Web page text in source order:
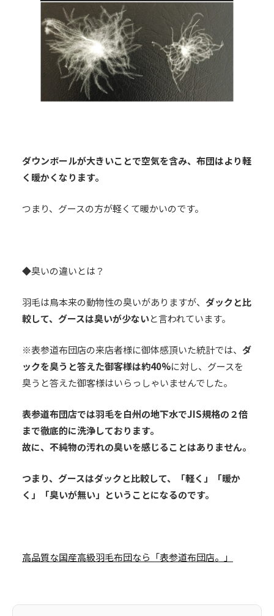
ダウンボールが大きいことで空気を含み、布団はより軽
く暖かくなります。
つまり、グースの方が軽くて暖かいのです。
◆臭いの違いとは？
羽毛は鳥本来の動物性の臭いがありますが、 ダックと比
較して、グースは臭いが少ないと言われています。
※表参道布団店の来店者様に御体感頂いた統計では、 ダ
ックを臭うと答えた御客様は約40%に対し、グースを
臭うと答えた御客様はいらっしゃいませんでした。
表参道布団店では羽毛を白州の地下水でJIS規格の２倍
まで徹底的に洗浄しております。
故に、不純物の汚れの臭いを感じることはありません。
つまり、グースはダックと比較して、「軽く」「暖か
く」「臭いが無い」ということになるのです。
高品質な国産高級羽毛布団なら「表参道布団店。」